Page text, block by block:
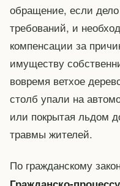
обращение, если
требований, и
компенсации за
имуществу
вовремя ветхое
столб упали на
или покрытая льдом
травмы жителей.
По гражданскому